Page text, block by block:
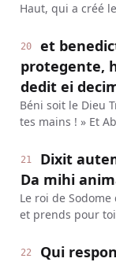
Haut, qui a créé
20
et
protegente,
dedit ei
Béni soit le Dieu
tes mains ! » Et
21
Dixit
Da mihi
Le roi de
et prends pour
22
Qui